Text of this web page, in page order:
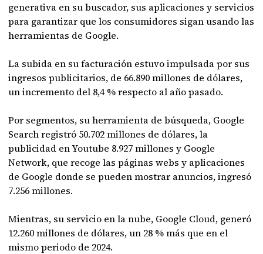
generativa en su buscador, sus aplicaciones y servicios
para garantizar que los consumidores sigan usando las
herramientas de Google.
La subida en su facturación estuvo impulsada por sus
ingresos publicitarios, de 66.890 millones de dólares,
un incremento del 8,4 % respecto al año pasado.
Por segmentos, su herramienta de búsqueda, Google
Search registró 50.702 millones de dólares, la
publicidad en Youtube 8.927 millones y Google
Network, que recoge las páginas webs y aplicaciones
de Google donde se pueden mostrar anuncios, ingresó
7.256 millones.
Mientras, su servicio en la nube, Google Cloud, generó
12.260 millones de dólares, un 28 % más que en el
mismo periodo de 2024.